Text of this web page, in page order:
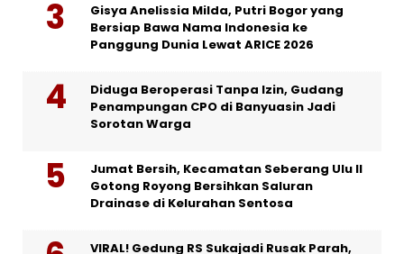
Gisya Anelissia Milda, Putri Bogor yang
Bersiap Bawa Nama Indonesia ke
Panggung Dunia Lewat ARICE 2026
Diduga Beroperasi Tanpa Izin, Gudang
Penampungan CPO di Banyuasin Jadi
Sorotan Warga
Jumat Bersih, Kecamatan Seberang Ulu II
Gotong Royong Bersihkan Saluran
Drainase di Kelurahan Sentosa
VIRAL! Gedung RS Sukajadi Rusak Parah,